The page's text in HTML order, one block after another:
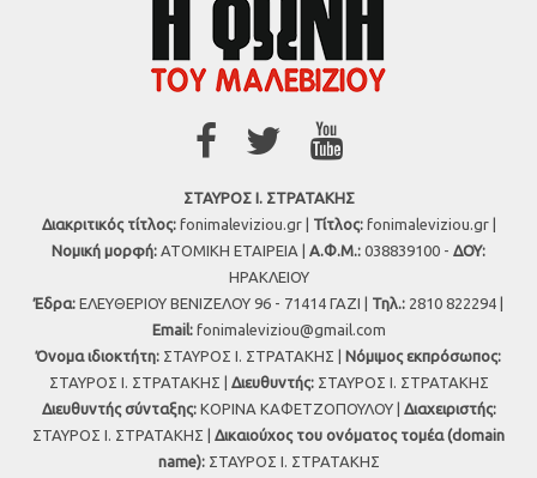
ΣΤΑΥΡΟΣ Ι. ΣΤΡΑΤΑΚΗΣ
Διακριτικός τίτλος:fonimaleviziou.gr | Τίτλος:fonimaleviziou.gr |
Νομική μορφή: ΑΤΟΜΙΚΗ ΕΤΑΙΡΕΙΑ | Α.Φ.Μ.: 038839100 - ΔΟΥ:
ΗΡΑΚΛΕΙΟΥ
Έδρα: ΕΛΕΥΘΕΡΙΟΥ ΒΕΝΙΖΕΛΟΥ 96 - 71414 ΓΑΖΙ | Τηλ.: 2810 822294 |
Εmail: fonimaleviziou@gmail.com
Όνομα ιδιοκτήτη: ΣΤΑΥΡΟΣ Ι. ΣΤΡΑΤΑΚΗΣ | Νόμιμος εκπρόσωπος:
ΣΤΑΥΡΟΣ Ι. ΣΤΡΑΤΑΚΗΣ | Διευθυντής:ΣΤΑΥΡΟΣ Ι. ΣΤΡΑΤΑΚΗΣ
Διευθυντής σύνταξης:ΚΟΡΙΝΑ ΚΑΦΕΤΖΟΠΟΥΛΟΥ | Διαχειριστής:
ΣΤΑΥΡΟΣ Ι. ΣΤΡΑΤΑΚΗΣ | Δικαιούχος του ονόματος τομέα (domain
name):ΣΤΑΥΡΟΣ Ι. ΣΤΡΑΤΑΚΗΣ